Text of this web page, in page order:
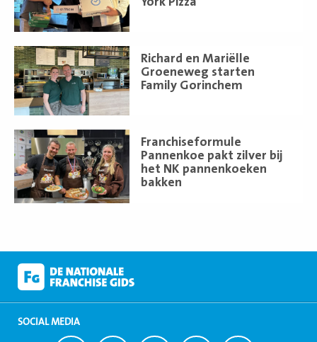
Richard en Mariëlle
Groeneweg starten
Family Gorinchem
Lees
meer
Franchiseformule
Pannenkoe pakt zilver bij
het NK pannenkoeken
bakken
Lees
meer
SOCIAL MEDIA